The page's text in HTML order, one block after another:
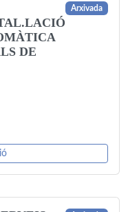
DE
Arxivada